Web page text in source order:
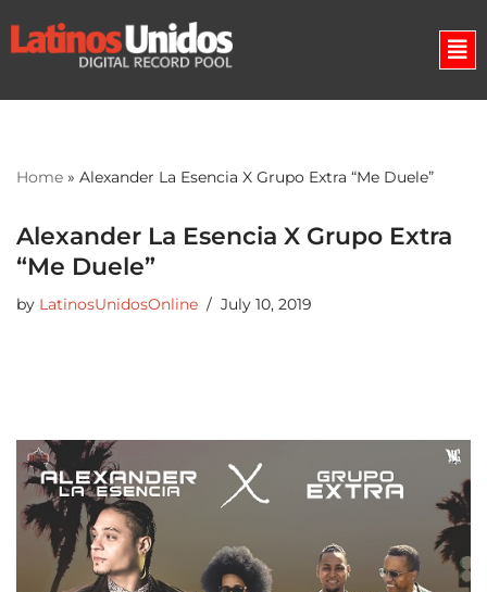
Skip
Home » Alexander La Esencia X Grupo Extra “Me Duele”
Alexander La Esencia X Grupo Extra
“Me Duele”
by LatinosUnidosOnline July 10, 2019